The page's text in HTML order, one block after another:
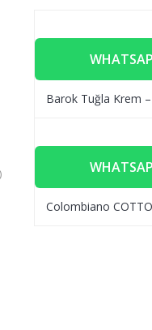
Barok Tuğla Krem
Colombiano COTTO